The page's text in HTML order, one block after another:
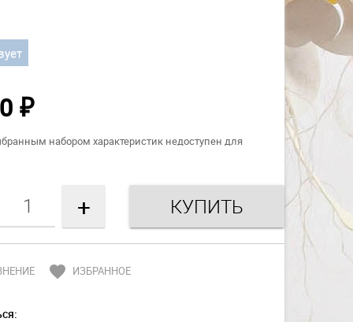
₽
набором характеристик недоступен для
+
favorite ИЗБРАННОЕ